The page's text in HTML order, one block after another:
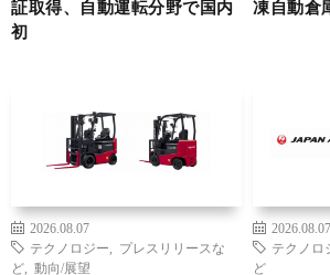
証取得、自動運転分野で国内
初
凍自動倉
2026.08.07
テクノロジー
プレスリリースな
ど
動向/展望
2026.08.07
テクノロ
ど